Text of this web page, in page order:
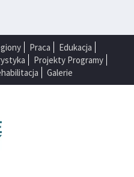
Praca
Edukacja
Projekty Programy
Galerie